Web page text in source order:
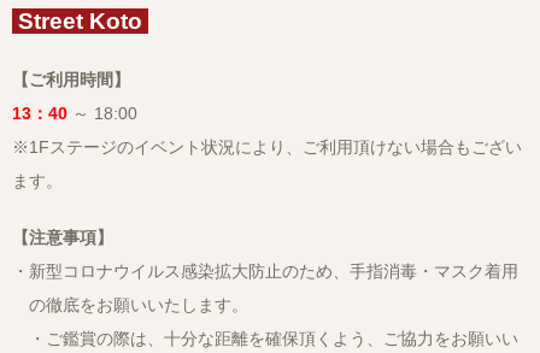
Street Koto
【ご利用時間】
13：40 ～ 18:00
※1Fステージのイベント状況により、ご利用頂けない場合もござい
ます。
【注意事項】
・新型コロナウイルス感染拡大防止のため、手指消毒・マスク着用
の徹底をお願いいたします。
・ご鑑賞の際は、十分な距離を確保頂くよう、ご協力をお願いい